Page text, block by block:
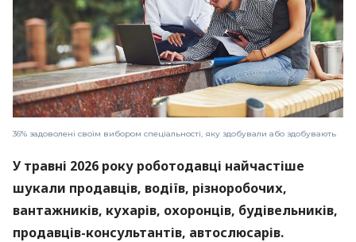
36% задоволені своїм вибором спеціальності, яку здобували або здобувають
У травні 2026 року роботодавці найчастіше
шукали продавців, водіїв, різноробочих,
вантажників, кухарів, охоронців, будівельників,
продавців-консультантів, автослюсарів.